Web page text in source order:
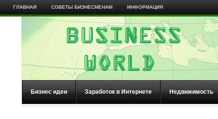
ГЛАВНАЯ СОВЕТЫ БИЗНЕСМЕНАМ ИНФОРМАЦИЯ
Бизнес идеи Заработок в Интернете Недвижимость